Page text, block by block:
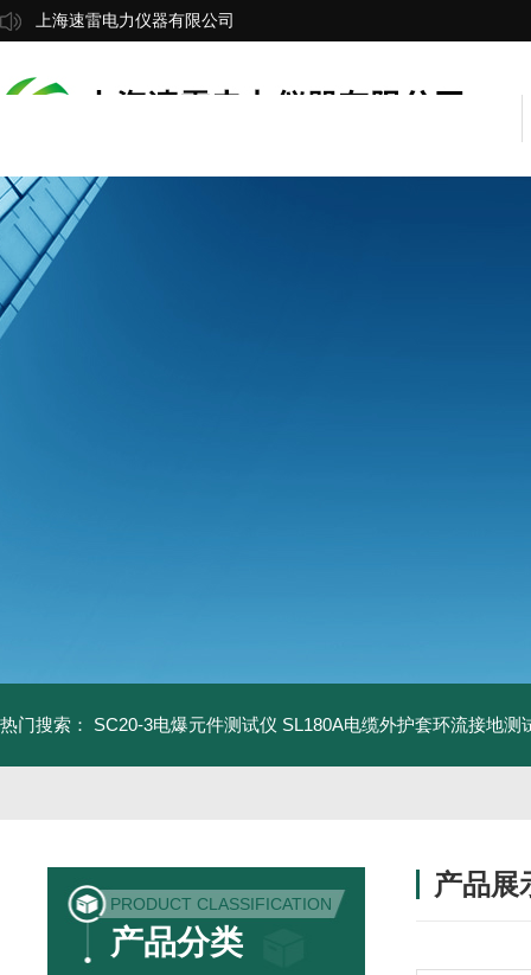
上海速雷电力仪器有限公司
热门搜索： SC20-3电爆元件测试仪 SL180A电缆外护套环流接地测
PRODUCT CLASSIFICATION
产品分类
产品展